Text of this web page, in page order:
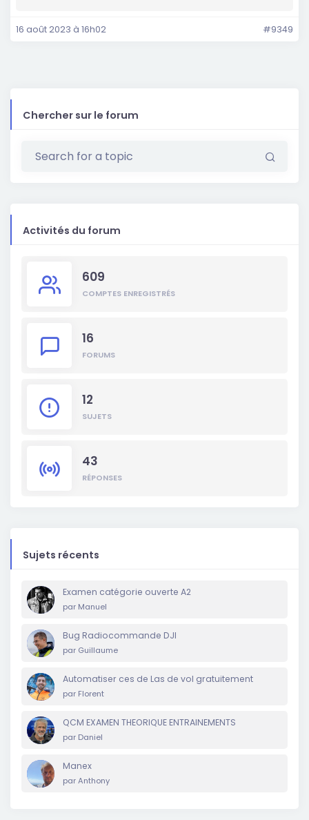
16 août 2023 à 16h02 #9349
Chercher sur le forum
Activités du forum
609
COMPTES ENREGISTRÉS
16
FORUMS
12
SUJETS
43
RÉPONSES
Sujets récents
Examen catégorie ouverte A2
par Manuel
Bug Radiocommande DJI
par Guillaume
Automatiser ces de Las de vol gratuitement
par Florent
QCM EXAMEN THEORIQUE ENTRAINEMENTS
par Daniel
Manex
parAnthony